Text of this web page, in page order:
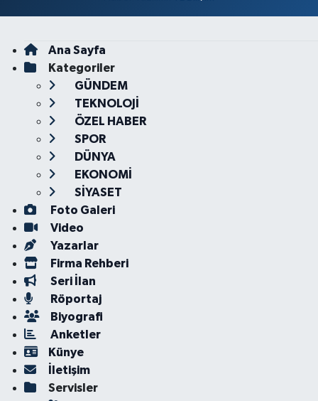
Ana Sayfa
Kategoriler
GÜNDEM
TEKNOLOJİ
ÖZEL HABER
SPOR
DÜNYA
EKONOMİ
SİYASET
Foto Galeri
Video
Yazarlar
Firma Rehberi
Seri İlan
Röportaj
Biyografi
Anketler
Künye
İletişim
Servisler